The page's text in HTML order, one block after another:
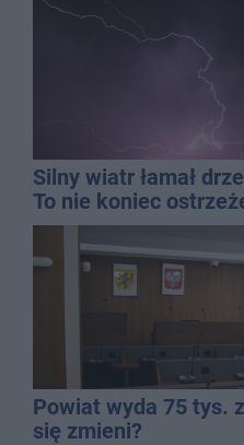
Silny wiatr łamał
To nie koniec
Powiat wyda 75 tys.
się zmieni?